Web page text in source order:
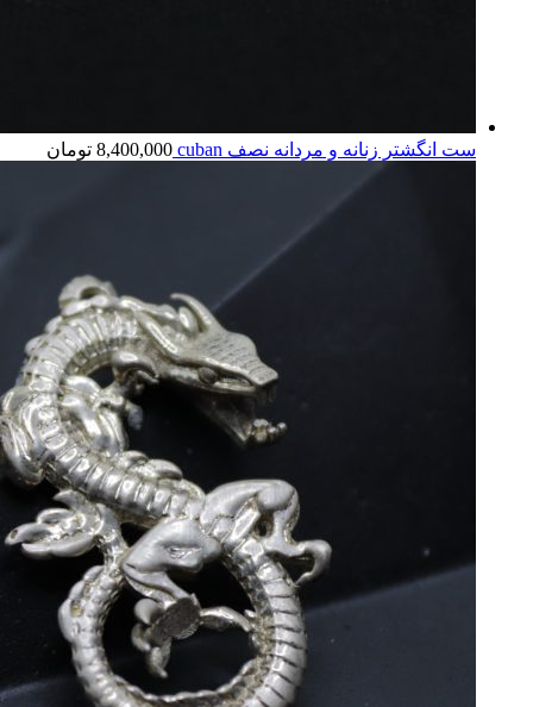
ست انگشتر زنانه و مردانه نصف cuban 8,400,000 تومان